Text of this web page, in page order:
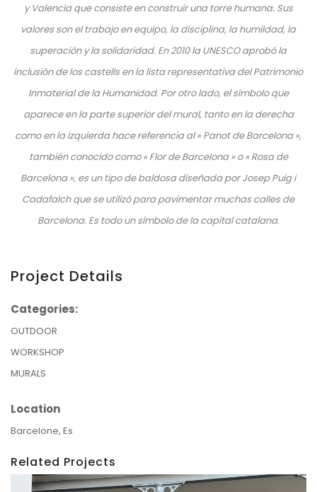
y Valencia que consiste en construir una torre humana. Sus
valores son el trabajo en equipo, la disciplina, la humildad, la
superación y la solidaridad. En 2010 la UNESCO aprobó la
inclusión de los castells en la lista representativa del Patrimonio
Inmaterial de la Humanidad. Por otro lado, el símbolo que
aparece en la parte superior del mural, tanto en la derecha
como en la izquierda hace referencia al « Panot de Barcelona »,
también conocido como « Flor de Barcelona » o « Rosa de
Barcelona », es un tipo de baldosa diseñada por Josep Puig i
Cadafalch que se utilizó para pavimentar muchas calles de
Barcelona. Es todo un símbolo de la capital catalana.
Project Details
Categories:
OUTDOOR
WORKSHOP
MURALS
Location
Barcelone, Es
Related Projects